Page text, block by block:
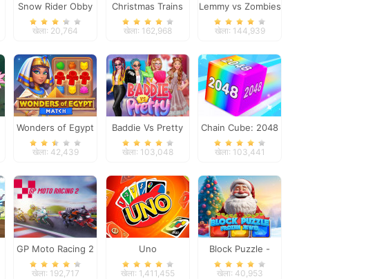
Snow Rider Obby
Parkour
खेला: 20,764
Christmas Trains
खेला: 162,968
Lemmy vs Zombies
खेला: 144,939
Wonders of Egypt
Match
खेला: 42,439
Baddie Vs Pretty
खेला: 103,048
Chain Cube: 2048
merge
खेला: 103,441
GP Moto Racing 2
खेला: 192,717
Uno
खेला: 1,411,455
Block Puzzle -
Frozen Jewel
खेला: 40,953